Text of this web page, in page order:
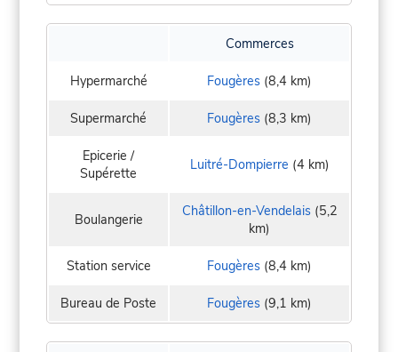
Commerces
Hypermarché Fougères (8,4 km)
Supermarché Fougères (8,3 km)
Epicerie /
Supérette
Luitré-Dompierre (4 km)
Boulangerie Châtillon-en-Vendelais(5,2
km)
Station service Fougères (8,4 km)
Bureau de Poste Fougères (9,1 km)